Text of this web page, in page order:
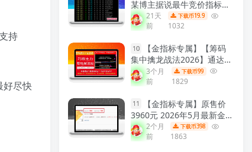
持
好尽快
某博主据说最牛竞价指标组
合 效果极佳 6个指标合共振
早盘竞价排序 副图源码
21天
前
下载币19.9
1032
10
【金指标专属】【筹码
集中擒龙战法2026】通达信
龙头战法主力筹码集中控盘
指标公式牛股启动中长线波
列】
3个月
前
下载币99
1829
11
【金指标专属】原售价
3960元 2026年5月最新金钻
【震荡突破】 捕捉创业板科
创板20厘米涨停启动点 回避
2个月
前
下载币398
1863